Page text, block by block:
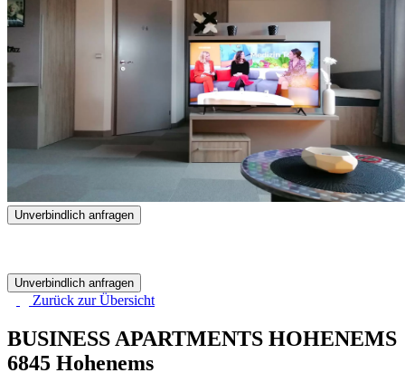
Unverbindlich anfragen
Unverbindlich anfragen
Zurück zurÜbersicht
BUSINESS APARTMENTS HOHENEMS
6845 Hohenems